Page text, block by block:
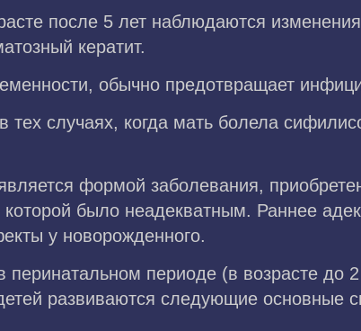
после 5 лет наблюдаются изменения
кератит.
обычно предотвращает
случаях, когда мать болела
формой заболевания,
было неадекватным. Раннее
у новорожденного.
периоде (в возрасте до
развиваются следующие основные